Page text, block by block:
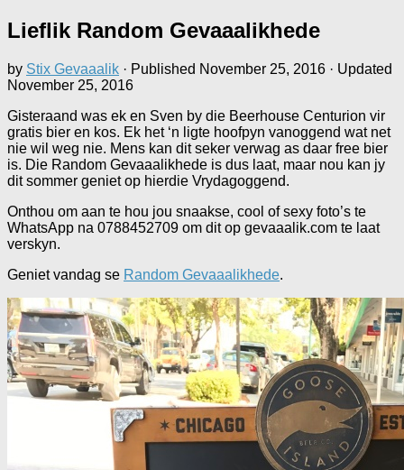
Lieflik Random Gevaaalikhede
by Stix Gevaaalik · Published November 25, 2016 · Updated
November 25, 2016
Gisteraand was ek en Sven by die Beerhouse Centurion vir
gratis bier en kos. Ek het ‘n ligte hoofpyn vanoggend wat net
nie wil weg nie. Mens kan dit seker verwag as daar free bier
is. Die Random Gevaaalikhede is dus laat, maar nou kan jy
dit sommer geniet op hierdie Vrydagoggend.
Onthou om aan te hou jou snaakse, cool of sexy foto’s te
WhatsApp na 0788452709 om dit op gevaaalik.com te laat
verskyn.
Geniet vandag se Random Gevaaalikhede.